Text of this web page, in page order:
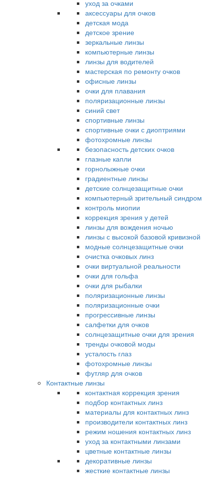
уход за очками
аксессуары для очков
детская мода
детское зрение
зеркальные линзы
компьютерные линзы
линзы для водителей
мастерская по ремонту очков
офисные линзы
очки для плавания
поляризационные линзы
синий свет
спортивные линзы
спортивные очки с диоптриями
фотохромные линзы
безопасность детских очков
глазные капли
горнолыжные очки
градиентные линзы
детские солнцезащитные очки
компьютерный зрительный синдром
контроль миопии
коррекция зрения у детей
линзы для вождения ночью
линзы с высокой базовой кривизной
модные солнцезащитные очки
очистка очковых линз
очки виртуальной реальности
очки для гольфа
очки для рыбалки
поляризационные линзы
поляризационные очки
прогрессивные линзы
салфетки для очков
солнцезащитные очки для зрения
тренды очковой моды
усталость глаз
фотохромные линзы
футляр для очков
Контактные линзы
контактная коррекция зрения
подбор контактных линз
материалы для контактных линз
производители контактных линз
режим ношения контактных линз
уход за контактными линзами
цветные контактные линзы
декоративные линзы
жесткие контактные линзы